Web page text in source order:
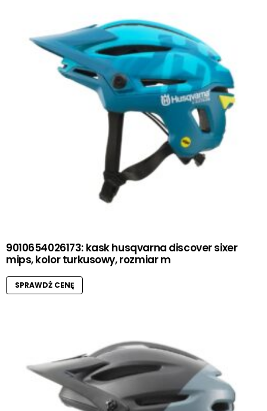
9010654026173: kask husqvarna discover sixer
mips, kolor turkusowy, rozmiar m
SPRAWDŹ CENĘ